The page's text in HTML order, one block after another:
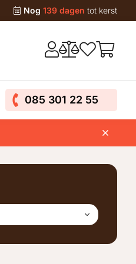
Nog 139 dagen tot kerst
085 301 22 55